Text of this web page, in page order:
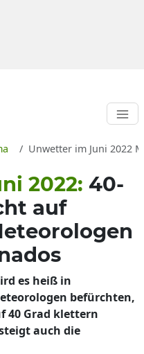
Unwetter im Juni 2022
2022: 40-
auf
es heiß in
befürchten,
40 Grad klettern
auch die